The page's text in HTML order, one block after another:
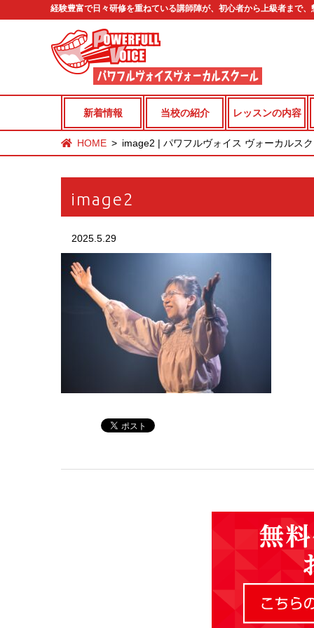
経験豊富で日々研修を重ねている講師陣が、初心者から上級者まで
新着情報 当校の紹介 レッスンの内容
HOME image2 | パワフルヴォイス ヴォーカルス
image2
2025.5.29